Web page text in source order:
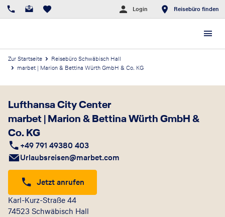
Login Reisebüro finden
Zur Startseite
Reisebüro Schwäbisch Hall
marbet | Marion & Bettina Würth GmbH & Co. KG
Lufthansa City Center
marbet | Marion & Bettina Würth GmbH &
Co. KG
+49 791 49380 403
Urlaubsreisen@marbet.com
Jetzt anrufen
Karl-Kurz-Straße 44
74523 Schwäbisch Hall